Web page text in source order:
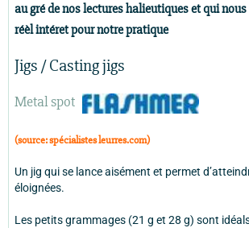
au gré de nos lectures halieutiques et qui
réèl intéret pour notre pratique
Jigs / Casting jigs
Metal spot
(source: spécialistes leurres.com)
Un jig qui se lance aisément et permet
éloignées.
Les petits grammages (21 g et 28 g) sont